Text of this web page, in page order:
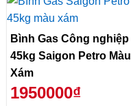
Bình Gas Công nghiệp
45kg Saigon Petro Màu
Xám
1950000₫